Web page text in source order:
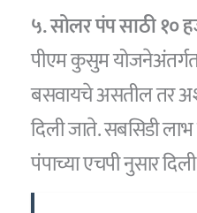
५. सोलर पंप साठी १०
पीएम कुसुम
बसवायचे असतील तर
दिली जाते. सबसिडी
पंपाच्या एचपी नुसार